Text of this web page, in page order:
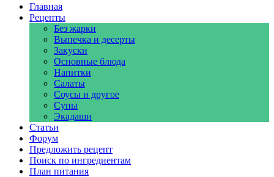
Главная
Рецепты
Без жарки
Выпечка и десерты
Закуски
Основные блюда
Напитки
Салаты
Соусы и другое
Супы
Экадаши
Статьи
Форум
Предложить рецепт
Поиск по ингредиентам
План питания